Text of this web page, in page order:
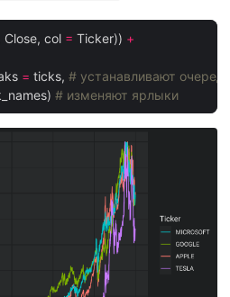
Close, col = Ticker)) +
= ticks, # устанавливают
# изменяют ярлыки